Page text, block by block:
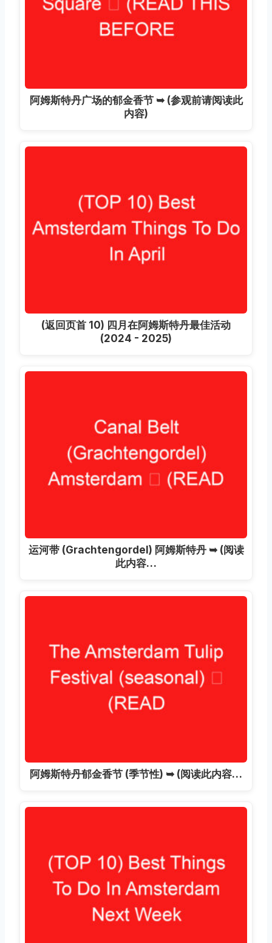
阿姆斯特丹广场的郁金香节 ➥ (参观前请阅读此
内容)
(返回页首 10) 四月在阿姆斯特丹最佳活动
(2024 - 2025)
运河带 (Grachtengordel) 阿姆斯特丹 ➥ (阅读
此内容…
阿姆斯特丹郁金香节 (季节性) ➥ (阅读此内容…